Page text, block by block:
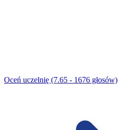
Oceń uczelnię (7.65 - 1676 głosów)